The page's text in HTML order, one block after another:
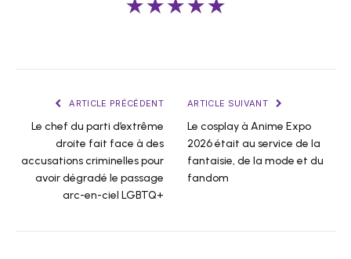
★★★★★
ARTICLE PRÉCÉDENT
Le chef du parti d’extrême
droite fait face à des
accusations criminelles pour
avoir dégradé le passage
arc-en-ciel LGBTQ+
ARTICLE SUIVANT
Le cosplay à Anime Expo
2026 était au service de la
fantaisie, de la mode et du
fandom